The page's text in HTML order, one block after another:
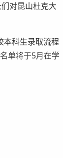
对昆山杜克大
科生录取流程
单将于5月在学